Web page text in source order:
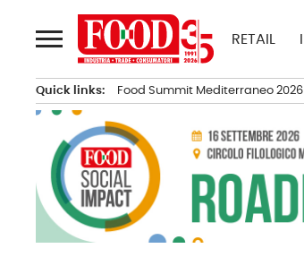
al
contenuto
RETAIL
Quick links: Food Summit Mediterraneo 2026